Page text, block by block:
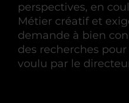
perspectives, en
Métier créatif et
demande à bien
des recherches
voulu par le